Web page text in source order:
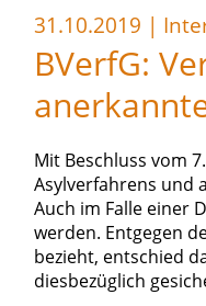
31.10.2019 |
BVerfG:
Mit Beschluss vom
Asylverfahrens und
Auch im Falle einer
werden. Entgegen
bezieht, entschied
diesbezüglich